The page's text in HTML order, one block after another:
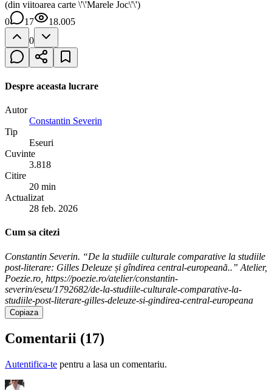
0 17
18.005
0
Despre aceasta lucrare
Autor
Constantin Severin
Tip
Eseuri
Cuvinte
3.818
Citire
20 min
Actualizat
28 feb. 2026
Cum sa citezi
Constantin Severin. “De la studiile culturale comparative la studiile
post-literare: Gilles Deleuze și gîndirea central-europeană..” Atelier,
Poezie.ro, https://poezie.ro/atelier/constantin-
severin/eseu/1792682/de-la-studiile-culturale-comparative-la-
studiile-post-literare-gilles-deleuze-si-gindirea-central-europeana
Copiaza
Comentarii (17)
Autentifica-te pentru a lasa un comentariu.